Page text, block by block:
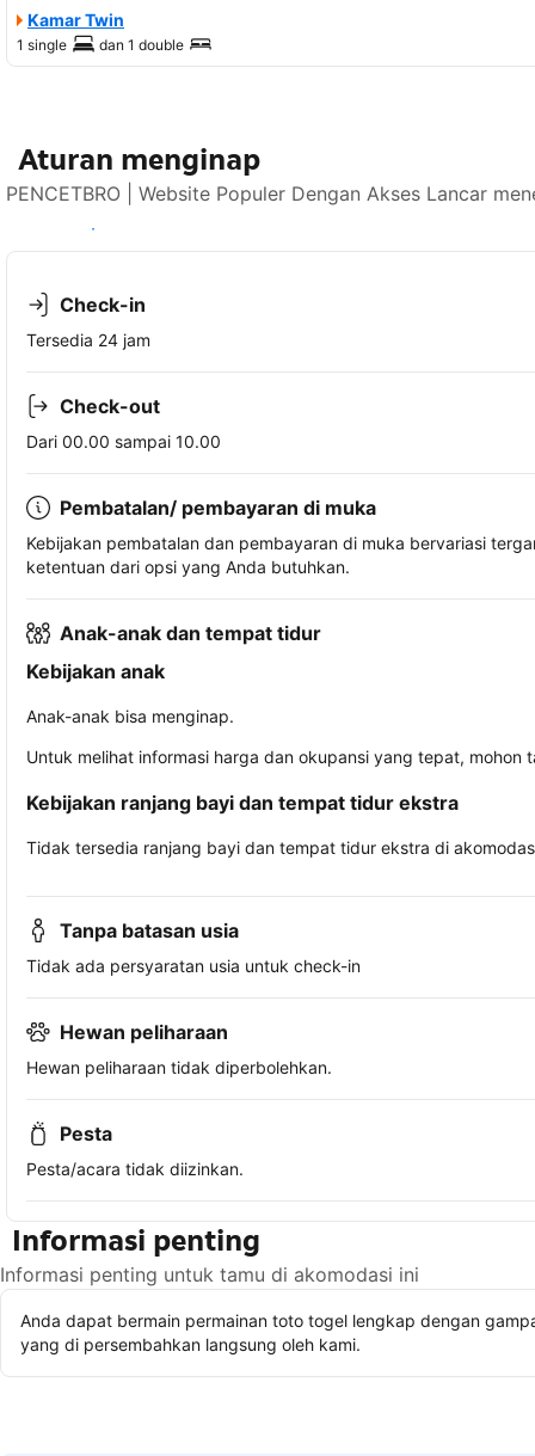
Kamar Twin
1 single dan 1 double
Aturan menginap
PENCETBRO | Website Populer Dengan Akses Lancar
Lihat ketersediaan
Check-in
Tersedia 24 jam
Check-out
Dari 00.00 sampai 10.00
Pembatalan/ pembayaran di muka
Kebijakan pembatalan dan pembayaran di muka bervariasi
ketentuan dari opsi yang Anda butuhkan.
Anak-anak dan tempat tidur
Kebijakan anak
Anak-anak bisa menginap.
Untuk melihat informasi harga dan okupansi yang tepat,
Kebijakan ranjang bayi dan tempat tidur ekstra
Tidak tersedia ranjang bayi dan tempat tidur ekstra di
Tanpa batasan usia
Tidak ada persyaratan usia untuk check-in
Hewan peliharaan
Hewan peliharaan tidak diperbolehkan.
Pesta
Pesta/acara tidak diizinkan.
Informasi penting
Informasi penting untuk tamu di akomodasi ini
Anda dapat bermain permainan toto togel lengkap dengan
yang di persembahkan langsung oleh kami.